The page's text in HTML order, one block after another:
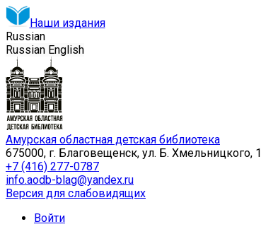
Наши издания
Russian
Russian English
Амурская областная детская библиотека
675000, г. Благовещенск, ул. Б. Хмельницкого, 1
+7 (416) 277-0787
info.aodb-blag@yandex.ru
Версия для слабовидящих
Войти